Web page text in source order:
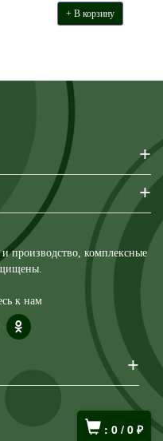
: 0 / 0 ₽
+ В корзину
+
+
производство, комплексные
к нам
+